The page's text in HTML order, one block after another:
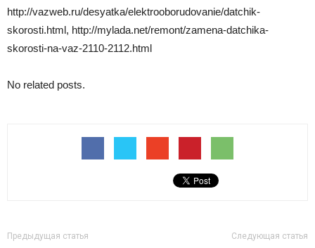
http://vazweb.ru/desyatka/elektrooborudovanie/datchik-
skorosti.html, http://mylada.net/remont/zamena-datchika-
skorosti-na-vaz-2110-2112.html
No related posts.
Предыдущая статья Следующая статья